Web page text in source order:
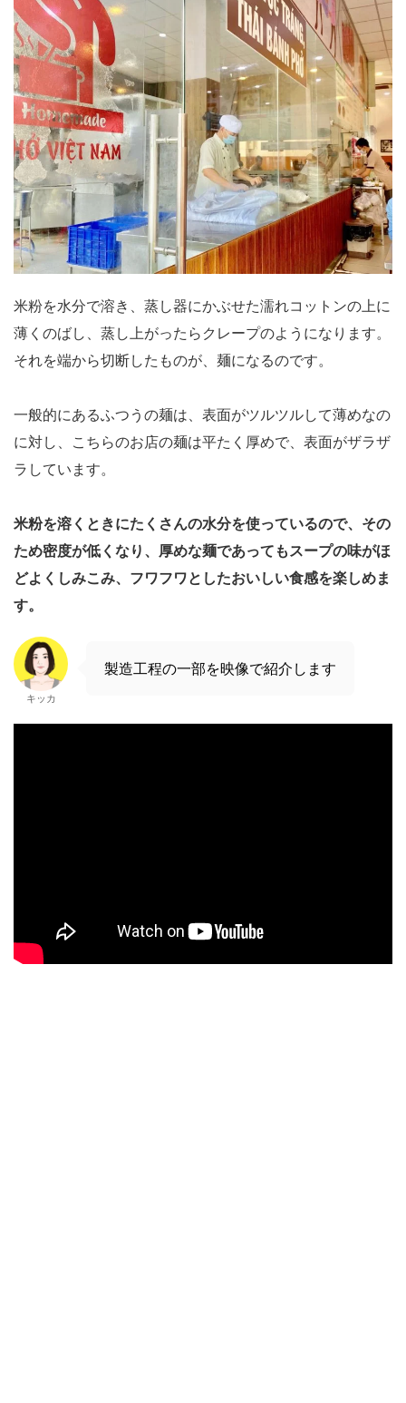
米粉を水分で溶き、蒸し器にかぶせた濡れコットンの上に
薄くのばし、蒸し上がったらクレープのようになります。
それを端から切断したものが、麺になるのです。
一般的にあるふつうの麺は、表面がツルツルして薄めなの
に対し、こちらのお店の麺は平たく厚めで、表面がザラザ
ラしています。
米粉を溶くときにたくさんの水分を使っているので、その
ため密度が低くなり、厚めな麺であってもスープの味がほ
どよくしみこみ、フワフワとしたおいしい食感を楽しめま
す。
キッカ
製造工程の一部を映像で紹介します